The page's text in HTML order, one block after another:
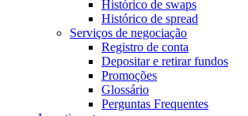
Histórico de swaps
Histórico de spread
Serviços de negociação
Registro de conta
Depositar e retirar fundos
Promoções
Glossário
Perguntas Frequentes